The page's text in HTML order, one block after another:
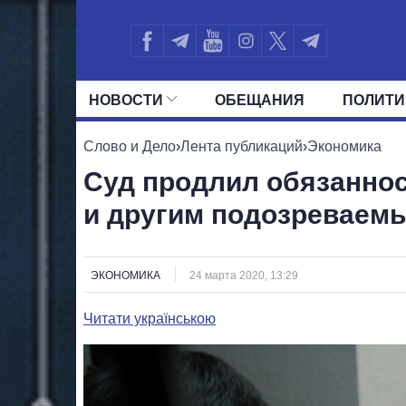
НОВОСТИ ОБЕЩАНИЯ
ВСЕ ПОЛИТИКИ ПРЕЗИДЕНТ И
Слово и Дело›Лента публикаций›Экономика
Суд продлил
и другим
ЭКОНОМИКА 24 марта 2020, 13:29
Читати українською